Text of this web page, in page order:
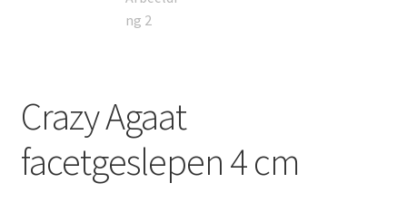
Crazy Agaat
facetgeslepen 4 cm